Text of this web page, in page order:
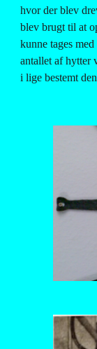
hvor der blev
blev brugt til at
kunne tages
antallet af hytter
i lige bestemt